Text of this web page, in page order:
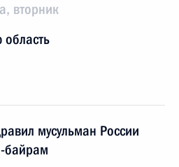
вторник
мусульман России
байрам